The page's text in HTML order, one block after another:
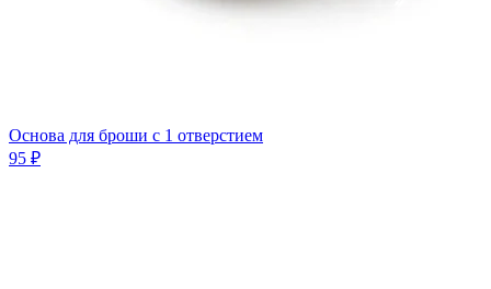
Основа для броши с 1 отверстием
95 ₽